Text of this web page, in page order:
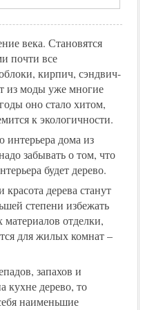
века. Становятся
почти все
кирпич, сэндвич-
из моды уже многие
оно стало хитом,
к экологичности.
дома из
забывать о том, что
будет дерево.
дерева станут
степени избежать
отделки,
для жилых комнат –
запахов и
кухне дерево, то
наименьшие